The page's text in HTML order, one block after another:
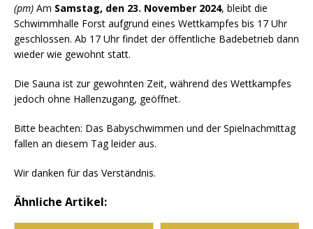
(pm) Am Samstag, den 23. November 2024, bleibt die
Schwimmhalle Forst aufgrund eines Wettkampfes bis 17 Uhr
geschlossen. Ab 17 Uhr findet der öffentliche Badebetrieb dann
wieder wie gewohnt statt.
Die Sauna ist zur gewohnten Zeit, während des Wettkampfes
jedoch ohne Hallenzugang, geöffnet.
Bitte beachten: Das Babyschwimmen und der Spielnachmittag
fallen an diesem Tag leider aus.
Wir danken für das Verständnis.
Ähnliche Artikel: